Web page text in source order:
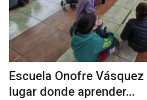
Escuela Onofre
lugar donde aprender...